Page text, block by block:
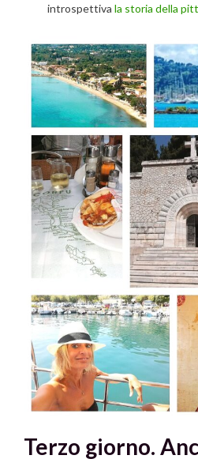
introspettiva la storia della
Terzo giorno.